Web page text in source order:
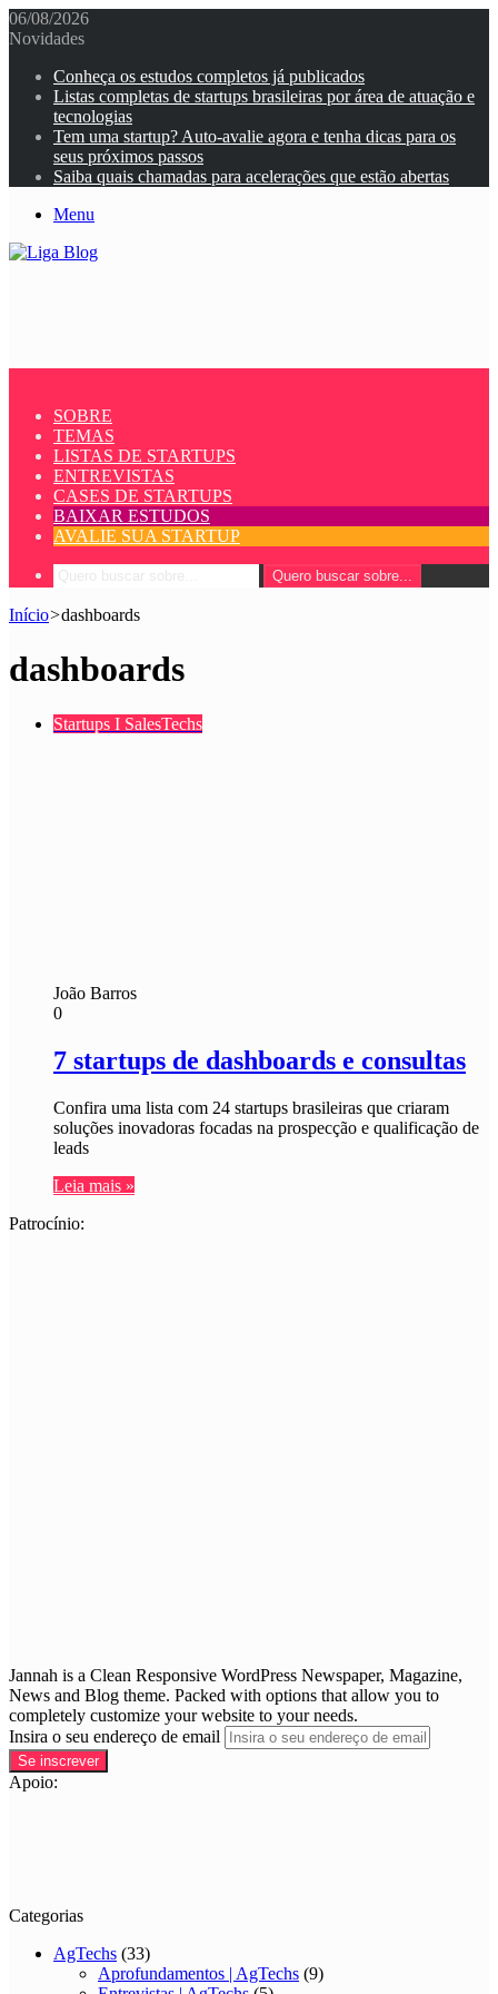
06/08/2026
Novidades
Conheça os estudos completos já publicados
Listas completas de startups brasileiras por área de atuação e
tecnologias
Tem uma startup? Auto-avalie agora e tenha dicas para os
seus próximos passos
Saiba quais chamadas para acelerações que estão abertas
Menu
SOBRE
TEMAS
LISTAS DE STARTUPS
ENTREVISTAS
CASES DE STARTUPS
BAIXAR ESTUDOS
AVALIE SUA STARTUP
Quero buscar sobre...
Início>dashboards
dashboards
Startups I SalesTechs
João Barros
0
7 startups de dashboards e consultas
Confira uma lista com 24 startups brasileiras que criaram
soluções inovadoras focadas na prospecção e qualificação de
leads
Leia mais »
Patrocínio:
Jannah is a Clean Responsive WordPress Newspaper, Magazine,
News and Blog theme. Packed with options that allow you to
completely customize your website to your needs.
Insira o seu endereço de email
Apoio:
Categorias
AgTechs (33)
Aprofundamentos | AgTechs (9)